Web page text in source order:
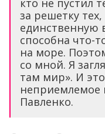
кто не пустил
за решетку
единственную
способна что-
на море.
со мной. Я
там мир». И
неприемлемое
Павленко.